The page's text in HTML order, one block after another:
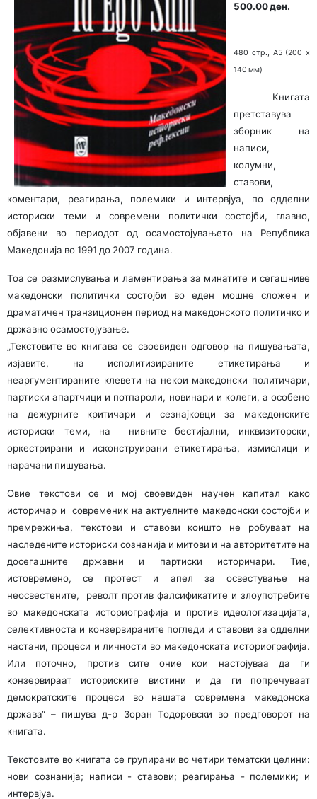
500.00 ден.
480 стр., А5 (200 х
140 мм)
Книгата
претставува
зборник на
написи,
колумни,
ставови,
коментари, реагирања, полемики и интервјуа, по одделни
историски теми и современи политички состојби, главно,
објавени во периодот од осамостојувањето на Република
Македонија во 1991 до 2007 година.
Тоа се размислувања и ламентирања за минатите и сегашниве
македонски политички состојби во еден мошне сложен и
драматичен транзиционен период на македонското политичко и
државно осамостојување.
„Текстовите во книгава се своевиден одговор на пишувањата,
изјавите, на исполитизираните етикетирања и
неаргументираните клевети на некои македонски политичари,
партиски апартчици и потпароли, новинари и колеги, а особено
на дежурните критичари и сезнајковци за македонските
историски теми, на нивните бестијални, инквизиторски,
оркестрирани и исконструирани етикетирања, измислици и
нарачани пишувања.
Овие текстови се и мој своевиден научен капитал како
историчар и современик на актуелните македонски состојби и
премрежиња, текстови и ставови коишто не робуваат на
наследените историски сознанија и митови и на авторитетите на
досегашните државни и партиски историчари. Тие,
истовремено, се протест и апел за освестување на
неосвестените, револт против фалсификатите и злоупотребите
во македонската историографија и против идеологизацијата,
селективноста и конзервираните погледи и ставови за одделни
настани, процеси и личности во македонската историографија.
Или поточно, против сите оние кои настојуваа да ги
конзервираат историските вистини и да ги попречуваат
демократските процеси во нашата современа македонска
држава“ – пишува д-р Зоран Тодоровски во предговорот на
книгата.
Текстовите во книгата се групирани во четири тематски целини:
нови сознанија; написи - ставови; реагирања - полемики; и
интервјуа.